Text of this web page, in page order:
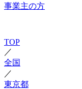
事業主の方
TOP
／
全国
／
東京都